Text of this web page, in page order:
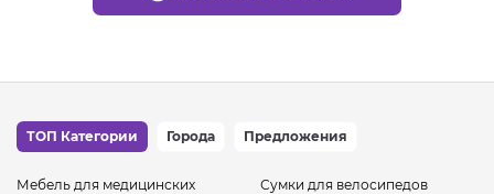
ТОП Категории Города Предложения
Мебель для медицинских
Сумки для велосипедов